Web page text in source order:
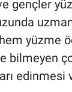
gençler
yüzme
bilmeyen